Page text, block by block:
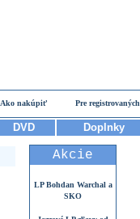
Ako nakúpiť Pre registrovaných
DVD Doplnky
Akcie
LP Bohdan Warchal a
SKO